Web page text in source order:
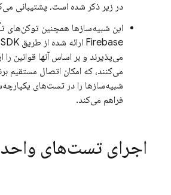
در زیر ذکر شده است، پشتیبانی
این شبیه‌سازها همچنین توکن‌های
می‌پذیرند و بر اساس آنها قوانین را
می‌کنند، که امکان اتصال مستقیم
شبیه‌سازها را در تست‌های
فراهم می‌کند.
اجرای تست‌های